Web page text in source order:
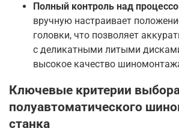
Полный контроль над
вручную настраивает
головки, что позволяет
с деликатными литыми
высокое качество
Ключевые критерии
полуавтоматического
станка